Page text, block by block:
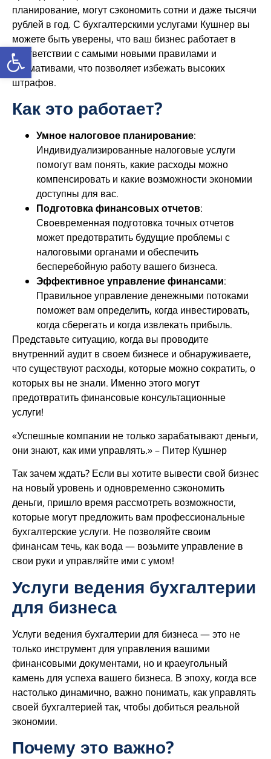
планирование, могут сэкономить сотни и даже тысячи
рублей в год. С бухгалтерскими услугами Кушнер вы
можете быть уверены, что ваш бизнес работает в
соответствии с самыми новыми правилами и
нормативами, что позволяет избежать высоких
штрафов.
Как это работает?
Умное налоговое планирование:
Индивидуализированные налоговые услуги
помогут вам понять, какие расходы можно
компенсировать и какие возможности экономии
доступны для вас.
Подготовка финансовых отчетов:
Своевременная подготовка точных отчетов
может предотвратить будущие проблемы с
налоговыми органами и обеспечить
бесперебойную работу вашего бизнеса.
Эффективное управление финансами:
Правильное управление денежными потоками
поможет вам определить, когда инвестировать,
когда сберегать и когда извлекать прибыль.
Представьте ситуацию, когда вы проводите
внутренний аудит в своем бизнесе и обнаруживаете,
что существуют расходы, которые можно сократить, о
которых вы не знали. Именно этого могут
предотвратить финансовые консультационные
услуги!
«Успешные компании не только зарабатывают деньги,
они знают, как ими управлять.» – Питер Кушнер
Так зачем ждать? Если вы хотите вывести свой бизнес
на новый уровень и одновременно сэкономить
деньги, пришло время рассмотреть возможности,
которые могут предложить вам профессиональные
бухгалтерские услуги. Не позволяйте своим
финансам течь, как вода — возьмите управление в
свои руки и управляйте ими с умом!
Услуги ведения бухгалтерии
для бизнеса
Услуги ведения бухгалтерии для бизнеса — это не
только инструмент для управления вашими
финансовыми документами, но и краеугольный
камень для успеха вашего бизнеса. В эпоху, когда все
настолько динамично, важно понимать, как управлять
своей бухгалтерией так, чтобы добиться реальной
экономии.
Почему это важно?
Открыть панель инструментов